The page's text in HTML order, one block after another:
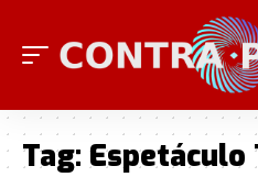
Tag: Espetáculo